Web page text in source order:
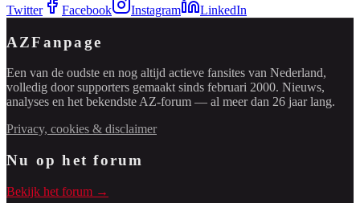
Twitter Facebook Instagram LinkedIn
AZFanpage
Een van de oudste en nog altijd actieve fansites van Nederland,
volledig door supporters gemaakt sinds februari 2000. Nieuws,
analyses en het bekendste AZ-forum — al meer dan 26 jaar lang.
Privacy, cookies & disclaimer
Nu op het forum
Bekijk het forum →